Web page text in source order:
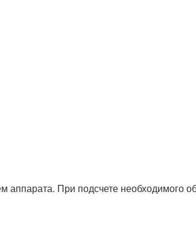
При подсчете необходимого